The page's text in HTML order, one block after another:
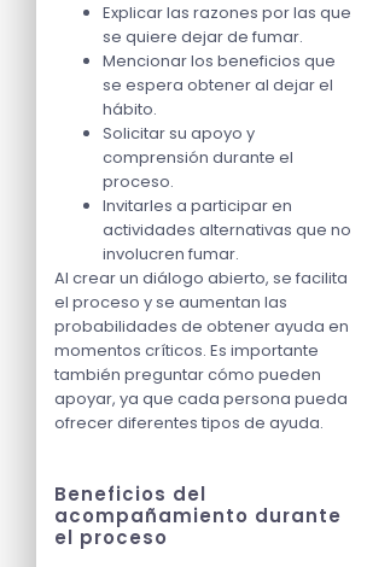
Explicar las razones por las que
se quiere dejar de fumar.
Mencionar los beneficios que
se espera obtener al dejar el
hábito.
Solicitar su apoyo y
comprensión durante el
proceso.
Invitarles a participar en
actividades alternativas que no
involucren fumar.
Al crear un diálogo abierto, se facilita
el proceso y se aumentan las
probabilidades de obtener ayuda en
momentos críticos. Es importante
también preguntar cómo pueden
apoyar, ya que cada persona pueda
ofrecer diferentes tipos de ayuda.
Beneficios del
acompañamiento durante
el proceso